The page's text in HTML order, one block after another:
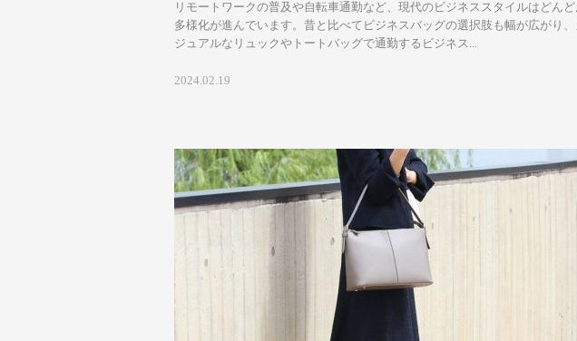
リモートワークの普及や自転車通勤など、現代のビジネススタイルはどんど
多様化が進んでいます。昔と比べてビジネスバッグの選択肢も幅が広がり、
ジュアルなリュックやトートバッグで通勤するビジネス...
2024.02.19